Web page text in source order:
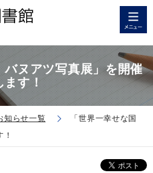
ヌアツ写真展」を開催
ます！
知らせ一覧
「世界一幸せな国